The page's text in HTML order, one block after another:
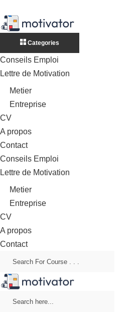
Categories
Conseils Emploi
Lettre de Motivation
Metier
Entreprise
CV
A propos
Contact
Conseils Emploi
Lettre de Motivation
Metier
Entreprise
CV
A propos
Contact